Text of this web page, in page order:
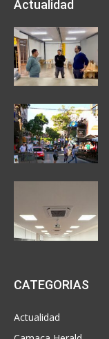
Actualidad
CATEGORIAS
Actualidad